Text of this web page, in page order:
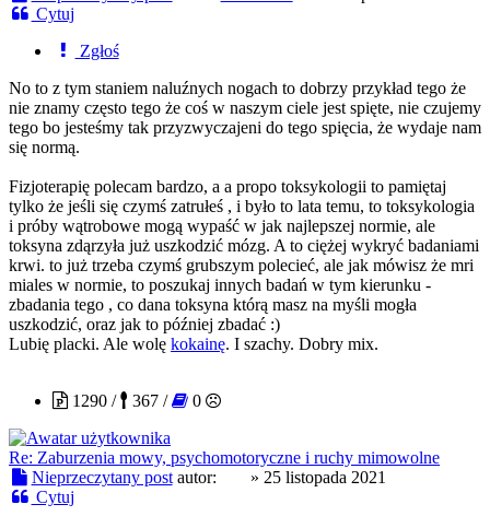
Cytuj
Zgłoś
No to z tym staniem naluźnych nogach to dobrzy przykład tego że
nie znamy często tego że coś w naszym ciele jest spięte, nie czujemy
tego bo jesteśmy tak przyzwyczajeni do tego spięcia, że wydaje nam
się normą.
Fizjoterapię polecam bardzo, a a propo toksykologii to pamiętaj
tylko że jeśli się czymś zatrułeś , i było to lata temu, to toksykologia
i próby wątrobowe mogą wypaść w jak najlepszej normie, ale
toksyna zdąrzyła już uszkodzić mózg. A to ciężej wykryć badaniami
krwi. to już trzeba czymś grubszym polecieć, ale jak mówisz że mri
miales w normie, to poszukaj innych badań w tym kierunku -
zbadania tego , co dana toksyna którą masz na myśli mogła
uszkodzić, oraz jak to później zbadać :)
Lubię placki. Ale wolę kokainę. I szachy. Dobry mix.
1290 /
367 / 0
Re: Zaburzenia mowy, psychomotoryczne i ruchy mimowolne
Nieprzeczytany post autor: » 25 listopada 2021
Cytuj